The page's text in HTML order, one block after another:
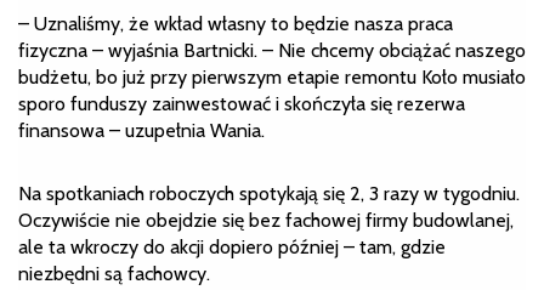
– Uznaliśmy, że wkład własny to będzie nasza praca
fizyczna – wyjaśnia Bartnicki. – Nie chcemy obciążać naszego
budżetu, bo już przy pierwszym etapie remontu Koło musiało
sporo funduszy zainwestować i skończyła się rezerwa
finansowa – uzupełnia Wania.
Na spotkaniach roboczych spotykają się 2, 3 razy w tygodniu.
Oczywiście nie obejdzie się bez fachowej firmy budowlanej,
ale ta wkroczy do akcji dopiero później – tam, gdzie
niezbędni są fachowcy.